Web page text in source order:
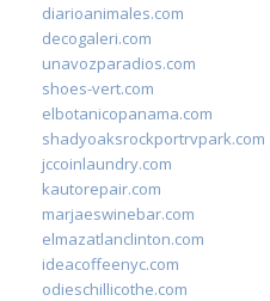
diarioanimales.com
decogaleri.com
unavozparadios.com
shoes-vert.com
elbotanicopanama.com
shadyoaksrockportrvpark.com
jccoinlaundry.com
kautorepair.com
marjaeswinebar.com
elmazatlanclinton.com
ideacoffeenyc.com
odieschillicothe.com